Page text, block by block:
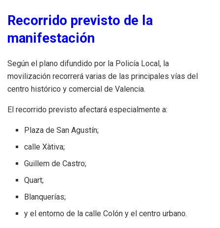
Recorrido previsto de la
manifestación
Según el plano difundido por la Policía Local, la
movilización recorrerá varias de las principales vías del
centro histórico y comercial de Valencia.
El recorrido previsto afectará especialmente a:
Plaza de San Agustín;
calle Xàtiva;
Guillem de Castro;
Quart;
Blanquerías;
y el entorno de la calle Colón y el centro urbano.